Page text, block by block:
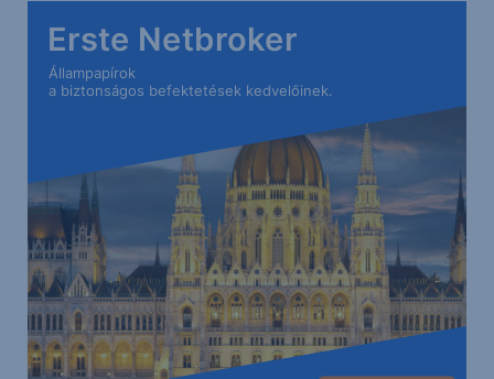
Erste Netbroker
Állampapírok
a biztonságos befektetések kedvelőinek.